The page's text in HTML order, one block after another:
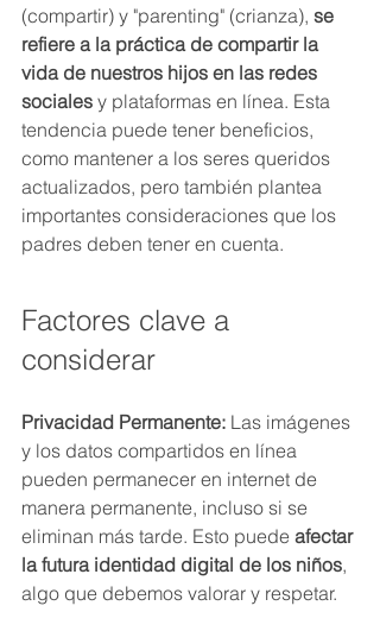
(compartir) y "parenting" (crianza), se
refiere a la práctica de compartir la
vida de nuestros hijos en las redes
sociales y plataformas en línea. Esta
tendencia puede tener beneficios,
como mantener a los seres queridos
actualizados, pero también plantea
importantes consideraciones que los
padres deben tener en cuenta.
Factores clave a
considerar
Privacidad Permanente: Las imágenes
y los datos compartidos en línea
pueden permanecer en internet de
manera permanente, incluso si se
eliminan más tarde. Esto puede afectar
la futura identidad digital de los niños,
algo que debemos valorar y respetar.